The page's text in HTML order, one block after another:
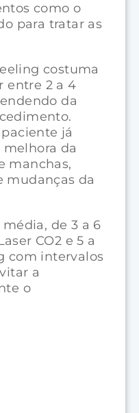
como o
para tratar as
costuma
entre 2 a 4
da
já
da
manchas,
mudanças da
de 3 a 6
CO2 e 5 a
com intervalos
a
o